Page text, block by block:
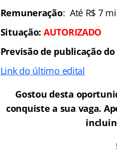
Remuneração: Até R$ 7
Situação: AUTORIZADO
Previsão de publicação
Link do último edital
Gostou desta
conquiste a sua vaga.